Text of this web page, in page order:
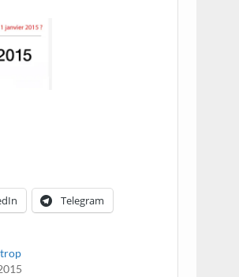
Telegram
trop